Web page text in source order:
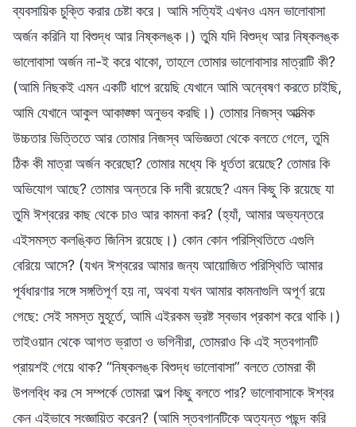
ব্যবসায়িক চুক্তি করার চেষ্টা করে। আমি সত্যিই এখনও এমন ভালোবাসা
অর্জন করিনি যা বিশুদ্ধ আর নিষ্কলঙ্ক।) তুমি যদি বিশুদ্ধ আর নিষ্কলঙ্ক
ভালোবাসা অর্জন না-ই করে থাকো, তাহলে তোমার ভালোবাসার মাত্রাটি কী?
(আমি নিছকই এমন একটি ধাপে রয়েছি যেখানে আমি অন্বেষণ করতে চাইছি,
আমি যেখানে আকুল আকাঙ্ক্ষা অনুভব করছি।) তোমার নিজস্ব আত্মিক
উচ্চতার ভিত্তিতে আর তোমার নিজস্ব অভিজ্ঞতা থেকে বলতে গেলে, তুমি
ঠিক কী মাত্রা অর্জন করেছো? তোমার মধ্যে কি ধূর্ততা রয়েছে? তোমার কি
অভিযোগ আছে? তোমার অন্তরে কি দাবী রয়েছে? এমন কিছু কি রয়েছে যা
তুমি ঈশ্বরের কাছ থেকে চাও আর কামনা কর? (হ্যাঁ, আমার অভ্যন্তরে
এইসমস্ত কলঙ্কিত জিনিস রয়েছে।) কোন কোন পরিস্থিতিতে এগুলি
বেরিয়ে আসে? (যখন ঈশ্বরের আমার জন্য আয়োজিত পরিস্থিতি আমার
পূর্বধারণার সঙ্গে সঙ্গতিপূর্ণ হয় না, অথবা যখন আমার কামনাগুলি অপূর্ণ রয়ে
গেছে: সেই সমস্ত মুহূর্তে, আমি এইরকম ভ্রষ্ট স্বভাব প্রকাশ করে থাকি।)
তাইওয়ান থেকে আগত ভ্রাতা ও ভগিনীরা, তোমরাও কি এই স্তবগানটি
প্রায়শই গেয়ে থাক? “নিষ্কলঙ্ক বিশুদ্ধ ভালোবাসা” বলতে তোমরা কী
উপলব্ধি কর সে সম্পর্কে তোমরা অল্প কিছু বলতে পার? ভালোবাসাকে ঈশ্বর
কেন এইভাবে সংজ্ঞায়িত করেন? (আমি স্তবগানটিকে অত্যন্ত পছন্দ করি